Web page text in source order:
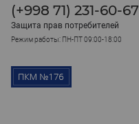
(+998 71) 231-60-67
Защита прав потребителей
Режим работы: ПН-ПТ 09:00-18:00